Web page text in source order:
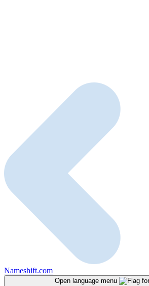
Nameshift.com
Open language menu